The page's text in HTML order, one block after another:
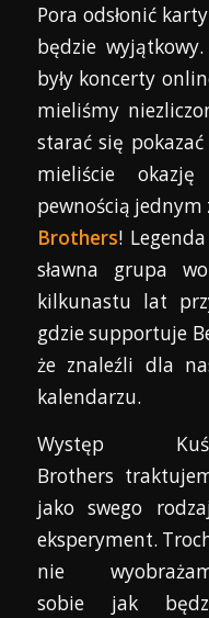
Pora odsłonić
będzie
były koncerty
mieliśmy
starać się
mieliście
pewnością jednym
Brothers!
sławna grupa
kilkunastu lat
gdzie supportuje
że znaleźli dla
kalendarzu.
Występ
Brothers
jako swego
eksperyment.
nie
sobie jak